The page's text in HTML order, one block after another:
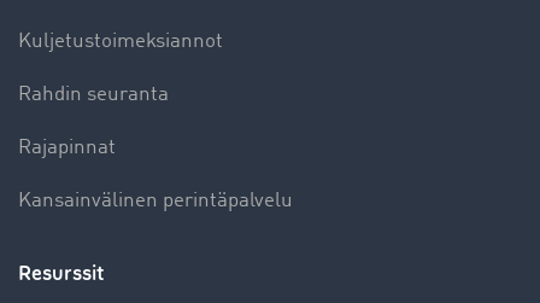
Kuljetustoimeksiannot
Rahdin seuranta
Rajapinnat
Kansainvälinen perintäpalvelu
Resurssit